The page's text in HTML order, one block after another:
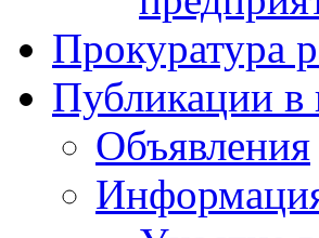
Прокуратура
Публикации в
Объявления